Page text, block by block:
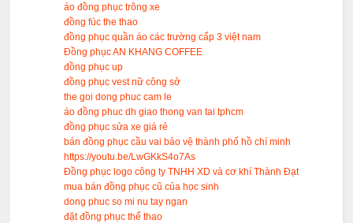
áo đồng phục trông xe
đồng fúc the thao
đồng phục quần áo các trường cấp 3 việt nam
Đồng phục AN KHANG COFFEE
đồng phục up
đồng phục vest nữ công sở
the goi dong phuc cam le
áo đồng phuc dh giao thong van tai tphcm
đồng phục sửa xe giá rẻ
bán đồng phục cầu vai bảo vệ thành phố hồ chí minh
https://youtu.be/LwGKkS4o7As
Đồng phục logo công ty TNHH XD và cơ khí Thành Đạt
mua bán đồng phục cũ của học sinh
dong phuc so mi nu tay ngan
đặt đồng phục thể thao